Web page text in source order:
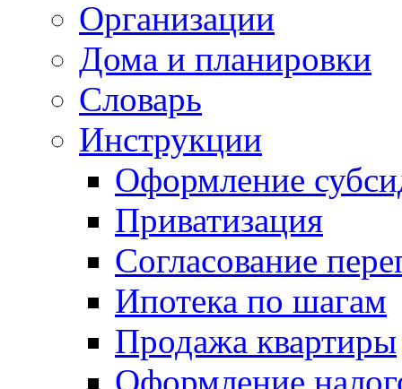
Организации
Дома и планировки
Словарь
Инструкции
Оформление
Приватизация
Согласование
Ипотека по шагам
Продажа квартиры